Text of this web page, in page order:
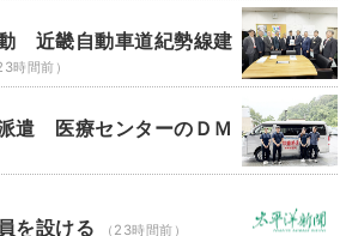
近畿自動車道紀勢線建
時間前）
遣 医療センターのＤＭ
を設ける （23時間前）